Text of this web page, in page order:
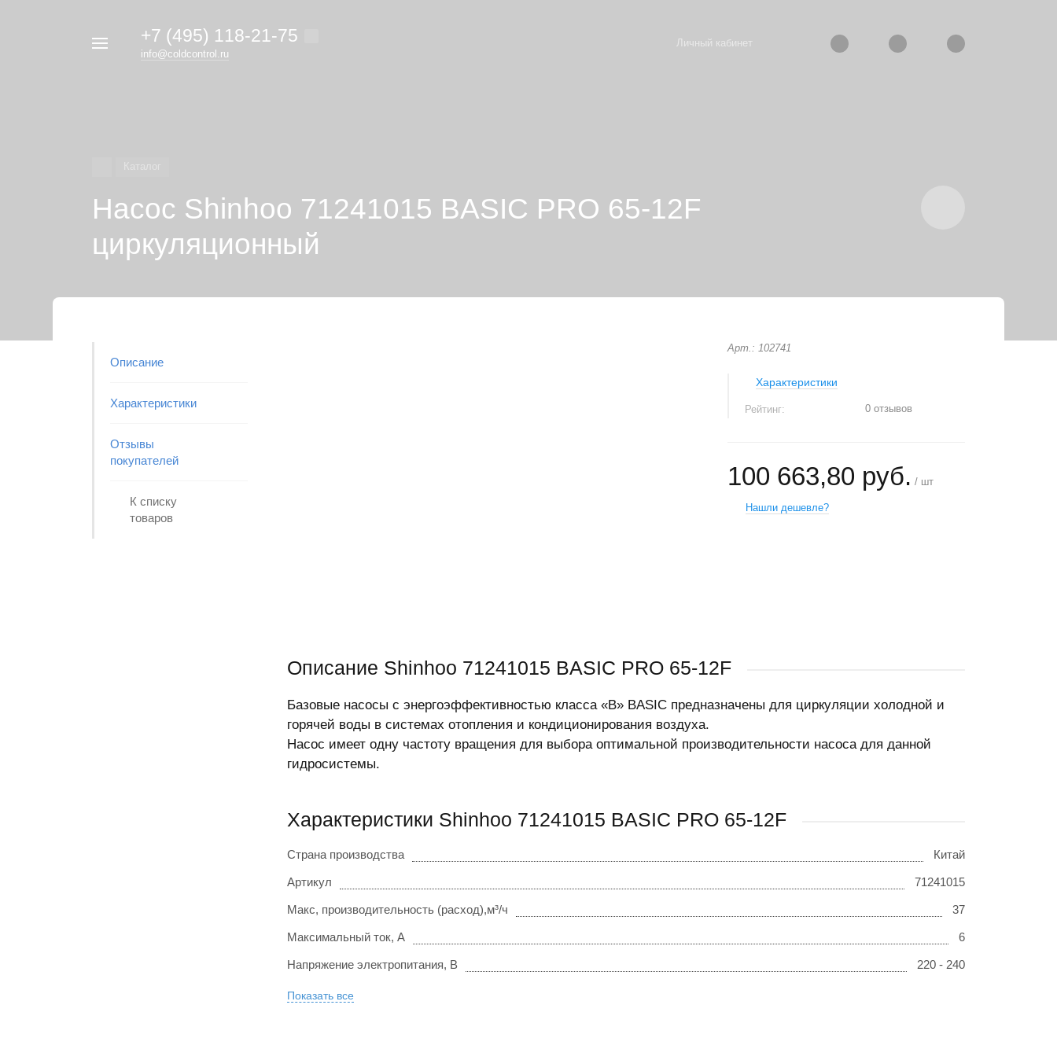
+7 (495) 118-21-75
info@coldcontrol.ru
Личный кабинет
Насос Shinhoo 71241015 BASIC PRO 65-12F
циркуляционный
Описание
Характеристики
Отзывы
покупателей
К списку
товаров
Арт.: 102741
Характеристики
Рейтинг: 0 отзывов
100 663,80 руб. / шт
Нашли дешевле?
Описание Shinhoo 71241015 BASIC PRO 65-12F
Базовые насосы с энергоэффективностью класса «B» BASIC предназначены для циркуляции холодной и
горячей воды в системах отопления и кондиционирования воздуха.
Насос имеет одну частоту вращения для выбора оптимальной производительности насоса для данной
гидросистемы.
Характеристики Shinhoo 71241015 BASIC PRO 65-12F
Страна производства Китай
Артикул 71241015
Макс, производительность (расход),м³/ч 37
Максимальный ток, А 6
Напряжение электропитания, В 220 - 240
Показать все